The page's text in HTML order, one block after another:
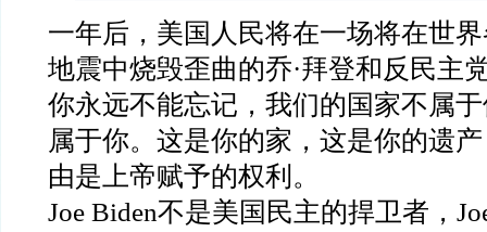
一年后，美国人民将在一场将在世
地震中烧毁歪曲的乔·拜登和反民主
你永远不能忘记，我们的国家不属
属于你。这是你的家，这是你的遗
由是上帝赋予的权利。
Joe Biden不是美国民主的捍卫者，